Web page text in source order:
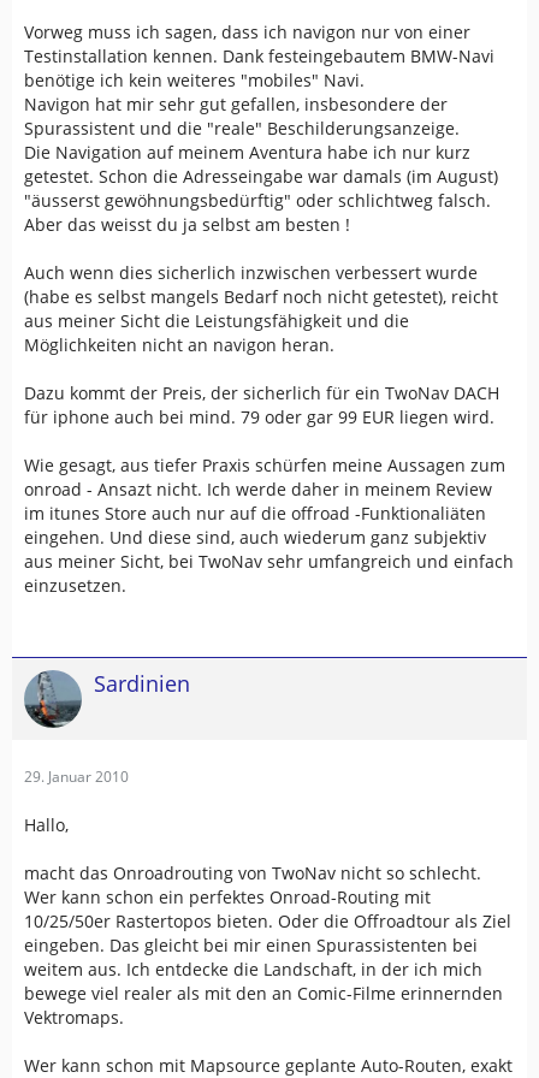
Vorweg muss ich sagen, dass ich navigon nur von einer
Testinstallation kennen. Dank festeingebautem BMW-Navi
benötige ich kein weiteres "mobiles" Navi.
Navigon hat mir sehr gut gefallen, insbesondere der
Spurassistent und die "reale" Beschilderungsanzeige.
Die Navigation auf meinem Aventura habe ich nur kurz
getestet. Schon die Adresseingabe war damals (im August)
"äusserst gewöhnungsbedürftig" oder schlichtweg falsch.
Aber das weisst du ja selbst am besten !
Auch wenn dies sicherlich inzwischen verbessert wurde
(habe es selbst mangels Bedarf noch nicht getestet), reicht
aus meiner Sicht die Leistungsfähigkeit und die
Möglichkeiten nicht an navigon heran.
Dazu kommt der Preis, der sicherlich für ein TwoNav DACH
für iphone auch bei mind. 79 oder gar 99 EUR liegen wird.
Wie gesagt, aus tiefer Praxis schürfen meine Aussagen zum
onroad - Ansazt nicht. Ich werde daher in meinem Review
im itunes Store auch nur auf die offroad -Funktionaliäten
eingehen. Und diese sind, auch wiederum ganz subjektiv
aus meiner Sicht, bei TwoNav sehr umfangreich und einfach
einzusetzen.
Sardinien
29. Januar 2010
Hallo,
macht das Onroadrouting von TwoNav nicht so schlecht.
Wer kann schon ein perfektes Onroad-Routing mit
10/25/50er Rastertopos bieten. Oder die Offroadtour als Ziel
eingeben. Das gleicht bei mir einen Spurassistenten bei
weitem aus. Ich entdecke die Landschaft, in der ich mich
bewege viel realer als mit den an Comic-Filme erinnernden
Vektromaps.
Wer kann schon mit Mapsource geplante Auto-Routen, exakt